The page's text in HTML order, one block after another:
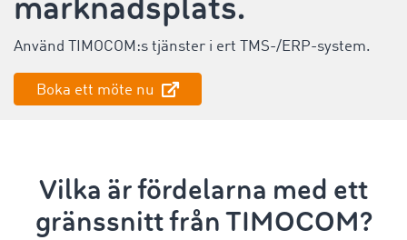
Använd TIMOCOM:s tjänster i ert TMS-/ERP-system.
Boka ett möte nu
Vilka är fördelarna med ett
gränssnitt från TIMOCOM?